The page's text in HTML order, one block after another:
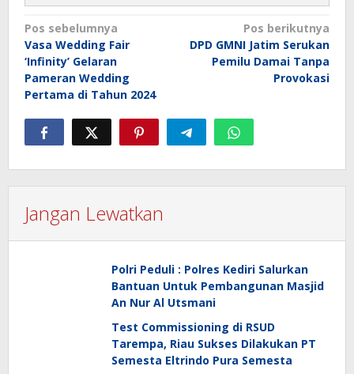
Navigasi
pos
Pos sebelumnya
Vasa Wedding Fair
‘Infinity’ Gelaran
Pameran Wedding
Pertama di Tahun 2024
Pos berikutnya
DPD GMNI Jatim Serukan
Pemilu Damai Tanpa
Provokasi
Jangan Lewatkan
Polri Peduli : Polres Kediri Salurkan
Bantuan Untuk Pembangunan Masjid
An Nur Al Utsmani
Test Commissioning di RSUD
Tarempa, Riau Sukses Dilakukan PT
Semesta Eltrindo Pura Semesta